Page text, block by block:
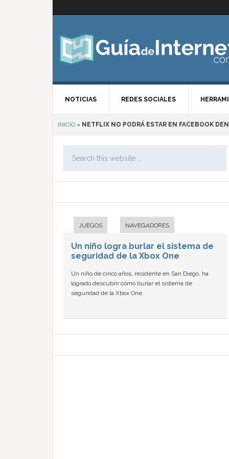
NOTICIAS REDES SOCIALES
INICIO » NETFLIX NO PODRÁ ESTAR EN FACEBOOK
JUEGOS NAVEGADORES
Un niño logra burlar el sistema de
seguridad de la Xbox One
Un niño de cinco años, residente en San Diego, ha
logrado descubrir cómo burlar el sistema de
seguridad de la Xbox One.